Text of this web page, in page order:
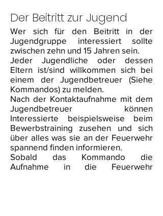
Der Beitritt zur Jugend
Wer sich für den Beitritt in der
Jugendgruppe interessiert sollte
zwischen zehn und 15 Jahren sein.
Jeder Jugendliche oder dessen
Eltern ist/sind willkommen sich bei
einem der Jugendbetreuer (Siehe
Kommandos) zu melden.
Nach der Kontaktaufnahme mit dem
Jugendbetreuer können
Interessierte beispielsweise beim
Bewerbstraining zusehen und sich
über alles was sie an der Feuerwehr
spannend finden informieren.
Sobald das Kommando die
Aufnahme in die Feuerwehr